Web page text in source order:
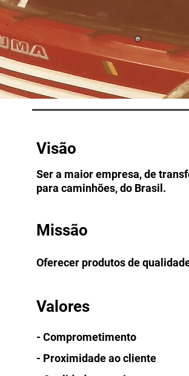
Visão
Ser a maior empresa, de
para caminhões, do Brasil.
Missão
Oferecer produtos de
Valores
- Comprometimento
- Proximidade ao cliente